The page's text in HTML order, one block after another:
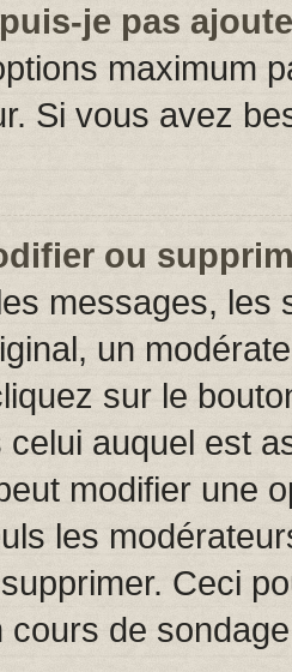
je pas
maximum
Si vous avez
ou
messages, les
un
sur le
celui auquel est
modifier une
les
Ceci
cours de